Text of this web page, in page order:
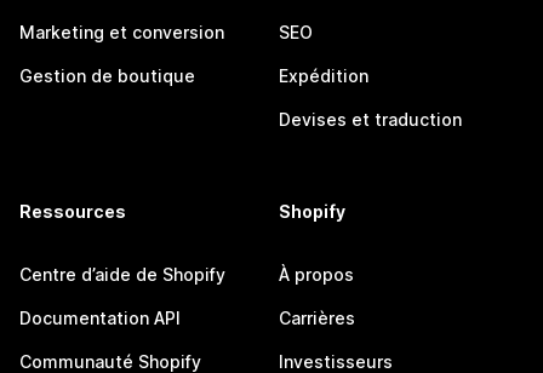
Marketing et conversion
Gestion de boutique
SEO
Expédition
Devises et traduction
Ressources
Centre d’aide de Shopify
Documentation API
Communauté Shopify
Shopify
À propos
Carrières
Investisseurs